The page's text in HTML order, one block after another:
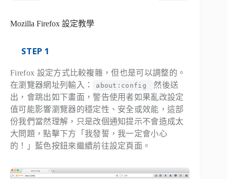
Mozilla Firefox 設定教學
STEP 1
Firefox 設定方式比較複雜，但也是可以調整的。
在瀏覽器網址列輸入：
about:config
然後送
出，會跳出如下畫面，警告使用者如果亂改設定
值可能影響瀏覽器的穩定性、安全或效能，這部
份我們當然理解，只是改個通知提示不會造成太
大問題，點擊下方「我發誓，我一定會小心
的！」藍色按鈕來繼續前往設定頁面。